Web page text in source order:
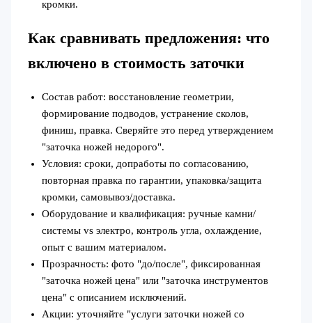
кромки.
Как сравнивать предложения: что
включено в стоимость заточки
Состав работ: восстановление геометрии,
формирование подводов, устранение сколов,
финиш, правка. Сверяйте это перед утверждением
"заточка ножей недорого".
Условия: сроки, допработы по согласованию,
повторная правка по гарантии, упаковка/защита
кромки, самовывоз/доставка.
Оборудование и квалификация: ручные камни/
системы vs электро, контроль угла, охлаждение,
опыт с вашим материалом.
Прозрачность: фото "до/после", фиксированная
"заточка ножей цена" или "заточка инструментов
цена" с описанием исключений.
Акции: уточняйте "услуги заточки ножей со